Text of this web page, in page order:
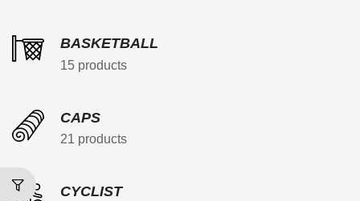
BASKETBALL
15 products
CAPS
21 products
CYCLIST